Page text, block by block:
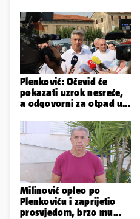
Plenković: Očevid će
pokazati uzrok nesreće,
a odgovorni za otpad u
Milinović opleo po
Plenkoviću i zaprijetio
prosvjedom, brzo mu